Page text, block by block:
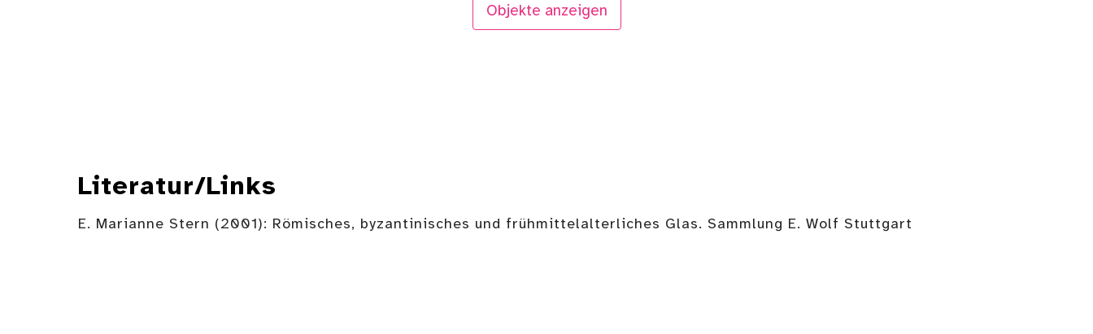
Objekte anzeigen
Literatur/Links
E. Marianne Stern (2001): Römisches, byzantinisches und frühmittelalterliches Glas. Sammlung E. Wolf Stuttgart